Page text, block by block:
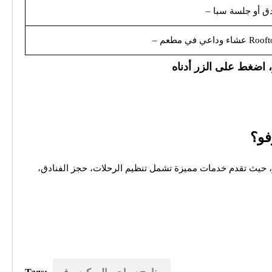
، اضغط على الزر أدناه
تقدم خدمات مميزة تشمل تنظيم الرحلات، حجز الفنادق،